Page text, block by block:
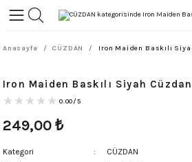
Geri Dön
ROCK
Geri Dön
Anasayfa CÜZDAN Iron Maiden Baskılı
Iron Maiden Baskılı Siyah Cüzdan
0.00/5
249,00 ₺
Kategori
CÜZDAN